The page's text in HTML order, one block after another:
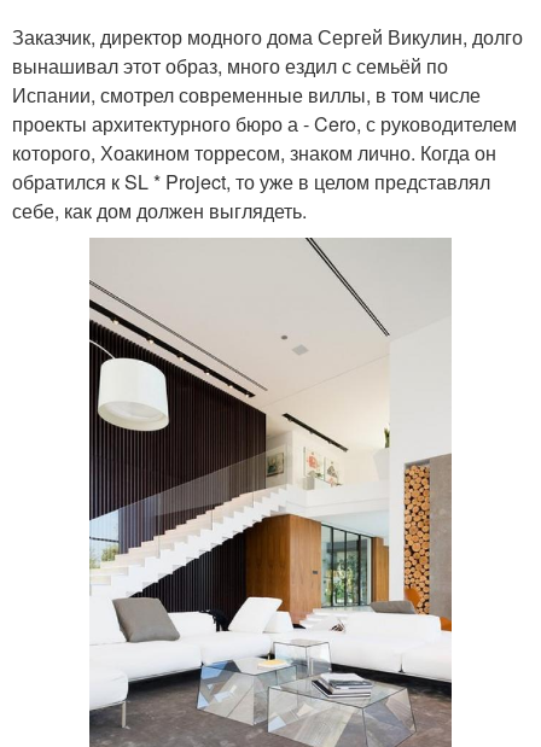
Заказчик, директор модного дома Сергей Викулин, долго
вынашивал этот образ, много ездил с семьёй по
Испании, смотрел современные виллы, в том числе
проекты архитектурного бюро а - Cero, с руководителем
которого, Хоакином торресом, знаком лично. Когда он
обратился к SL * Project, то уже в целом представлял
себе, как дом должен выглядеть.